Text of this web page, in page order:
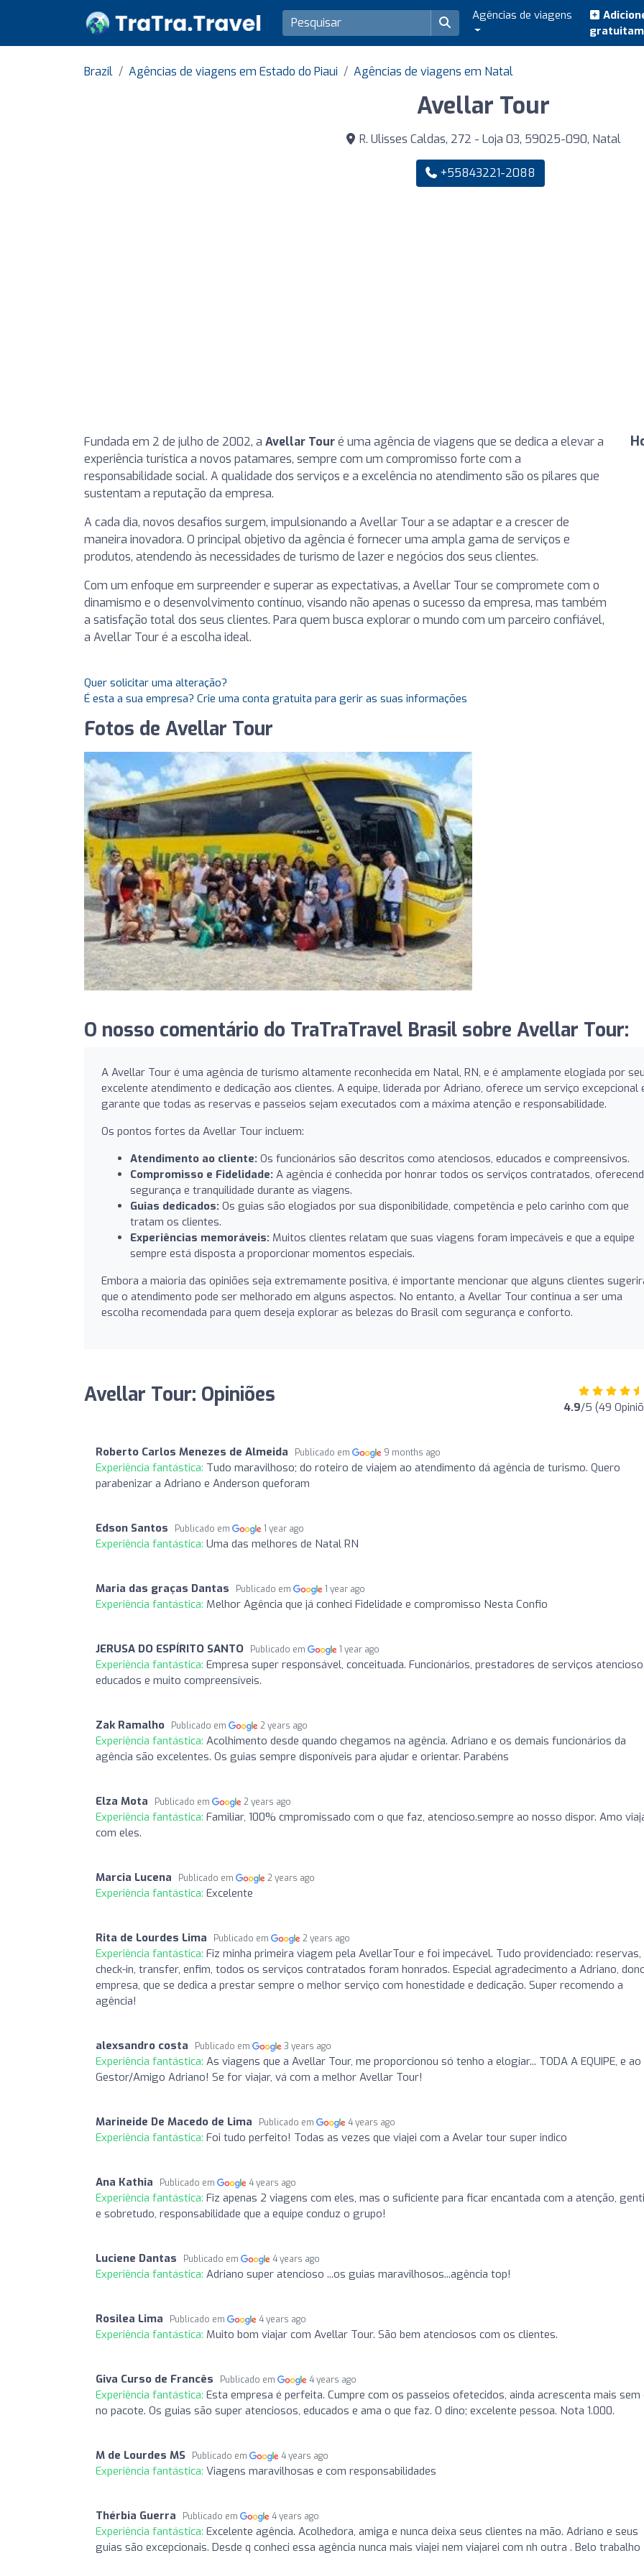
Agências de viagens
Brazil Agências de viagens em Estado do Piaui Agências de viagens em Natal
Avellar Tour
R. Ulisses Caldas, 272 - Loja 03, 59025-090, Natal
+55843221-2088
Fundada em 2 de julho de 2002, a Avellar Touré uma agência de viagens que se dedica a elevar a
experiência turística a novos patamares, sempre com um compromisso forte com a
responsabilidade social. A qualidade dos serviços e a excelência no atendimento são os pilares que
sustentam a reputação da empresa.
A cada dia, novos desafios surgem, impulsionando a Avellar Tour a se adaptar e a crescer de
maneira inovadora. O principal objetivo da agência é fornecer uma ampla gama de serviços e
produtos, atendendo às necessidades de turismo de lazer e negócios dos seus clientes.
Com um enfoque em surpreender e superar as expectativas, a Avellar Tour se compromete com o
dinamismo e o desenvolvimento contínuo, visando não apenas o sucesso da empresa, mas também
a satisfação total dos seus clientes. Para quem busca explorar o mundo com um parceiro confiável,
a Avellar Tour é a escolha ideal.
Quer solicitar uma alteração?
É esta a sua empresa? Crie uma conta gratuita para gerir as suas informações
Fotos de Avellar Tour
O nosso comentário do TraTraTravel Brasil sobre Avellar Tour:
A Avellar Tour é uma agência de turismo altamente reconhecida em Natal, RN, e é amplamente elogiada por
excelente atendimento e dedicação aos clientes. A equipe, liderada por Adriano, oferece um serviço excepcional
garante que todas as reservas e passeios sejam executados com a máxima atenção e responsabilidade.
Os pontos fortes da Avellar Tour incluem:
Atendimento ao cliente: Os funcionários são descritos como atenciosos, educados e compreensivos.
Compromisso e Fidelidade: A agência é conhecida por honrar todos os serviços contratados,
segurança e tranquilidade durante as viagens.
Guias dedicados: Os guias são elogiados por sua disponibilidade, competência e pelo carinho com que
tratam os clientes.
Experiências memoráveis: Muitos clientes relatam que suas viagens foram impecáveis e que a equipe
sempre está disposta a proporcionar momentos especiais.
Embora a maioria das opiniões seja extremamente positiva, é importante mencionar que alguns clientes
que o atendimento pode ser melhorado em alguns aspectos. No entanto, a Avellar Tour continua a ser uma
escolha recomendada para quem deseja explorar as belezas do Brasil com segurança e conforto.
Avellar Tour: Opiniões 4.9/5 (49
Roberto Carlos Menezes de Almeida Publicado em 9 months ago
Experiência fantástica: Tudo maravilhoso; do roteiro de viajem ao atendimento dá agência de turismo. Quero
parabenizar a Adriano e Anderson queforam
Edson Santos Publicado em 1 year ago
Experiência fantástica: Uma das melhores de Natal RN
Maria das graças Dantas Publicado em 1 year ago
Experiência fantástica: Melhor Agência que já conheci Fidelidade e compromisso Nesta Confio
JERUSA DO ESPÍRITO SANTO Publicado em 1 year ago
Experiência fantástica: Empresa super responsável, conceituada. Funcionários, prestadores de serviços
educados e muito compreensíveis.
Zak Ramalho Publicado em 2 years ago
Experiência fantástica: Acolhimento desde quando chegamos na agência. Adriano e os demais funcionários da
agência são excelentes. Os guias sempre disponíveis para ajudar e orientar. Parabéns
Elza Mota Publicado em 2 years ago
Experiência fantástica: Familiar, 100% cmpromissado com o que faz, atencioso.sempre ao nosso dispor. Amo
com eles.
Marcia Lucena Publicado em 2 years ago
Experiência fantástica: Excelente
Rita de Lourdes Lima Publicado em 2 years ago
Experiência fantástica: Fiz minha primeira viagem pela AvellarTour e foi impecável. Tudo providenciado: reservas,
check-in, transfer, enfim, todos os serviços contratados foram honrados. Especial agradecimento a Adriano,
empresa, que se dedica a prestar sempre o melhor serviço com honestidade e dedicação. Super recomendo a
agência!
alexsandro costa Publicado em 3 years ago
Experiência fantástica: As viagens que a Avellar Tour, me proporcionou só tenho a elogiar... TODA A EQUIPE, e ao
Gestor/Amigo Adriano! Se for viajar, vá com a melhor Avellar Tour!
Marineide De Macedo de Lima Publicado em 4 years ago
Experiência fantástica: Foi tudo perfeito! Todas as vezes que viajei com a Avelar tour super indico
Ana Kathia Publicado em 4 years ago
Experiência fantástica: Fiz apenas 2 viagens com eles, mas o suficiente para ficar encantada com a atenção,
e sobretudo, responsabilidade que a equipe conduz o grupo!
Luciene Dantas Publicado em 4 years ago
Experiência fantástica: Adriano super atencioso ...os guias maravilhosos...agência top!
Rosilea Lima Publicado em 4 years ago
Experiência fantástica: Muito bom viajar com Avellar Tour. São bem atenciosos com os clientes.
Giva Curso de Francês Publicado em 4 years ago
Experiência fantástica: Esta empresa é perfeita. Cumpre com os passeios ofetecidos, ainda acrescenta mais
no pacote. Os guias são super atenciosos, educados e ama o que faz. O dino; excelente pessoa. Nota 1.000.
M de Lourdes MS Publicado em 4 years ago
Experiência fantástica: Viagens maravilhosas e com responsabilidades
Thérbia Guerra Publicado em 4 years ago
Experiência fantástica: Excelente agência. Acolhedora, amiga e nunca deixa seus clientes na mão. Adriano e seus
guias são excepcionais. Desde q conheci essa agência nunca mais viajei nem viajarei com nh outra . Belo